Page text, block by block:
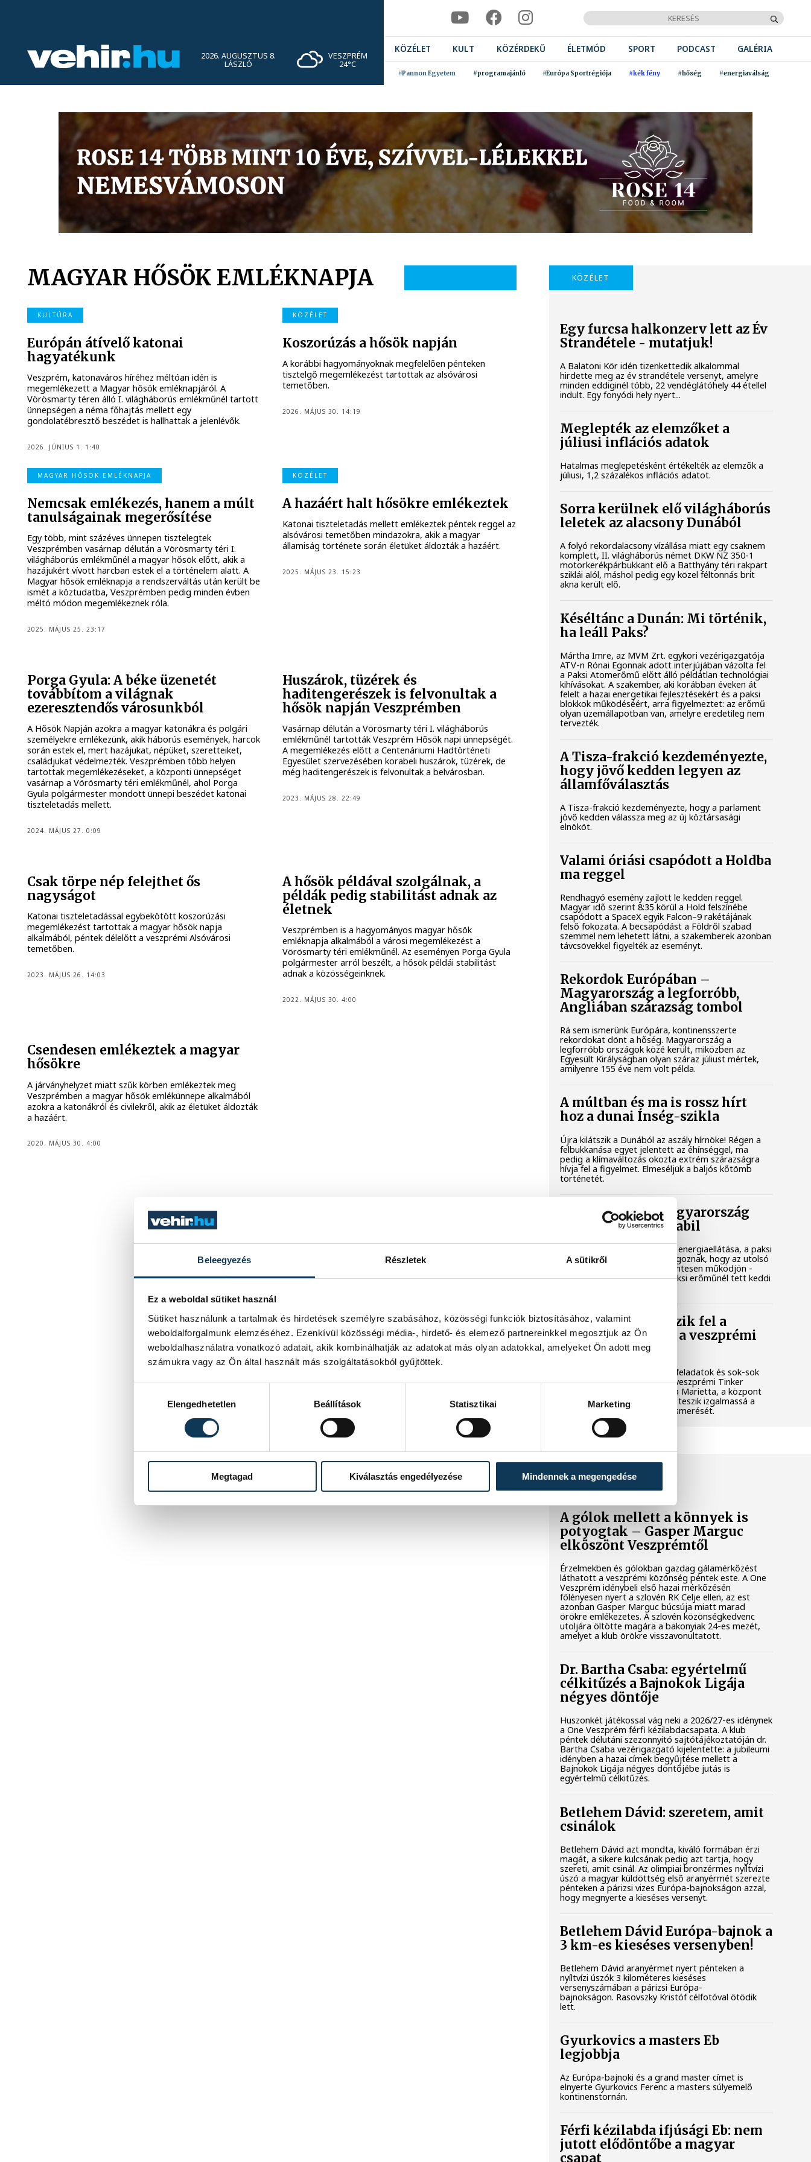
Beleegyezés Részletek A sütikről
Ez a weboldal sütiket használ
Sütiket használunk a tartalmak és hirdetések személyre szabásához, közösségi funkciók biztosításához, valamint
weboldalforgalmunk elemzéséhez. Ezenkívül közösségi média-, hirdető- és elemező partnereinkkel megosztjuk az Ön
weboldalhasználatra vonatkozó adatait, akik kombinálhatják az adatokat más olyan adatokkal, amelyeket Ön adott meg
számukra vagy az Ön által használt más szolgáltatásokból gyűjtöttek.
Elengedhetetlen
Beállítások Statisztikai Marketing
Megtagad Kiválasztás engedélyezése Mindennek a megengedése
2026. AUGUSZTUS 8.
LÁSZLÓ
VESZPRÉM
24°C
KÖZÉLET KULT KÖZÉRDEKŰ ÉLETMÓD SPORT PODCAST GALÉRIA
#Pannon Egyetem #programajánló #Európa Sportrégiója #kék fény #hőség #energiaválság
MAGYAR HŐSÖK EMLÉKNAPJA
KULTÚRA
Európán átívelő katonai
hagyatékunk
Veszprém, katonaváros híréhez méltóan idén is
megemlékezett a Magyar hősök emléknapjáról. A
Vörösmarty téren álló I. világháborús emlékműnél tartott
ünnepségen a néma főhajtás mellett egy
gondolatébresztő beszédet is hallhattak a jelenlévők.
2026. JÚNIUS 1. 1:40
KÖZÉLET
Koszorúzás a hősök napján
A korábbi hagyományoknak megfelelően pénteken
tisztelgő megemlékezést tartottak az alsóvárosi
temetőben.
2026. MÁJUS 30. 14:19
MAGYAR HŐSÖK EMLÉKNAPJA
Nemcsak emlékezés, hanem a múlt
tanulságainak megerősítése
Egy több, mint százéves ünnepen tisztelegtek
Veszprémben vasárnap délután a Vörösmarty téri I.
világháborús emlékműnél a magyar hősök előtt, akik a
hazájukért vívott harcban estek el a történelem alatt. A
Magyar hősök emléknapja a rendszerváltás után került be
ismét a köztudatba, Veszprémben pedig minden évben
méltó módon megemlékeznek róla.
2025. MÁJUS 25. 23:17
KÖZÉLET
A hazáért halt hősökre emlékeztek
Katonai tiszteletadás mellett emlékeztek péntek reggel az
alsóvárosi temetőben mindazokra, akik a magyar
államiság története során életüket áldozták a hazáért.
2025. MÁJUS 23. 15:23
Porga Gyula: A béke üzenetét
továbbítom a világnak
ezeresztendős városunkból
A Hősök Napján azokra a magyar katonákra és polgári
személyekre emlékezünk, akik háborús események, harcok
során estek el, mert hazájukat, népüket, szeretteiket,
családjukat védelmezték. Veszprémben több helyen
tartottak megemlékezéseket, a központi ünnepséget
vasárnap a Vörösmarty téri emlékműnél, ahol Porga
Gyula polgármester mondott ünnepi beszédet katonai
tiszteletadás mellett.
2024. MÁJUS 27. 0:09
Huszárok, tüzérek és
haditengerészek is felvonultak a
hősök napján Veszprémben
Vasárnap délután a Vörösmarty téri I. világháborús
emlékműnél tartották Veszprém Hősök napi ünnepségét.
A megemlékezés előtt a Centenáriumi Hadtörténeti
Egyesület szervezésében korabeli huszárok, tüzérek, de
még haditengerészek is felvonultak a belvárosban.
2023. MÁJUS 28. 22:49
Csak törpe nép felejthet ős
nagyságot
Katonai tiszteletadással egybekötött koszorúzási
megemlékezést tartottak a magyar hősök napja
alkalmából, péntek délelőtt a veszprémi Alsóvárosi
temetőben.
2023. MÁJUS 26. 14:03
A hősök példával szolgálnak, a
példák pedig stabilitást adnak az
életnek
Veszprémben is a hagyományos magyar hősök
emléknapja alkalmából a városi megemlékezést a
Vörösmarty téri emlékműnél. Az eseményen Porga Gyula
polgármester arról beszélt, a hősök példái stabilitást
adnak a közösségeinknek.
2022. MÁJUS 30. 4:00
Csendesen emlékeztek a magyar
hősökre
A járványhelyzet miatt szűk körben emlékeztek meg
Veszprémben a magyar hősök emlékünnepe alkalmából
azokra a katonákról és civilekről, akik az életüket áldozták
a hazáért.
2020. MÁJUS 30. 4:00
KÖZÉLET
Egy furcsa halkonzerv lett az Év
Strandétele - mutatjuk!
A Balatoni Kör idén tizenkettedik alkalommal
hirdette meg az év strandétele versenyt, amelyre
minden eddiginél több, 22 vendéglátóhely 44 étellel
indult. Egy fonyódi hely nyert...
Meglepték az elemzőket a
júliusi inflációs adatok
Hatalmas meglepetésként értékelték az elemzők a
júliusi, 1,2 százalékos inflációs adatot.
Sorra kerülnek elő világháborús
leletek az alacsony Dunából
A folyó rekordalacsony vízállása miatt egy csaknem
komplett, II. világháborús német DKW NZ 350-1
motorkerékpárbukkant elő a Batthyány téri rakpart
sziklái alól, máshol pedig egy közel féltonnás brit
akna került elő.
Késéltánc a Dunán: Mi történik,
ha leáll Paks?
Mártha Imre, az MVM Zrt. egykori vezérigazgatója
ATV-n Rónai Egonnak adott interjújában vázolta fel
a Paksi Atomerőmű előtt álló példátlan technológiai
kihívásokat. A szakember, aki korábban éveken át
felelt a hazai energetikai fejlesztésekért és a paksi
blokkok működéséért, arra figyelmeztet: az erőmű
olyan üzemállapotban van, amelyre eredetileg nem
tervezték.
A Tisza-frakció kezdeményezte,
hogy jövő kedden legyen az
államfőválasztás
A Tisza-frakció kezdeményezte, hogy a parlament
jövő kedden válassza meg az új köztársasági
elnököt.
Valami óriási csapódott a Holdba
ma reggel
Rendhagyó esemény zajlott le kedden reggel.
Magyar idő szerint 8:35 körül a Hold felszínébe
csapódott a SpaceX egyik Falcon–9 rakétájának
felső fokozata. A becsapódást a Földről szabad
szemmel nem lehetett látni, a szakemberek azonban
távcsövekkel figyelték az eseményt.
Rekordok Európában –
Magyarország a legforróbb,
Angliában szárazság tombol
Rá sem ismerünk Európára, kontinensszerte
rekordokat dönt a hőség. Magyarország a
legforróbb országok közé került, miközben az
Egyesült Királyságban olyan száraz júliust mértek,
amilyenre 155 éve nem volt példa.
A múltban és ma is rossz hírt
hoz a dunai Ínség-szikla
Újra kilátszik a Dunából az aszály hírnöke! Régen a
felbukkanása egyet jelentett az éhínséggel, ma
pedig a klímaváltozás okozta extrém szárazságra
hívja fel a figyelmet. Elmeséljük a baljós kőtömb
történetét.
Magyar Péter: Magyarország
energiaellátása stabil
Jelenleg stabil Magyarország energiaellátása, a paksi
erőmű munkatársai azon dolgoznak, hogy az utolsó
még termelő turbina hibamentesen működjön -
közölte a miniszterelnök a paksi erőműnél tett keddi
Játék közben fedezik fel a
tudomány világát a veszprémi
gyerekek
Látványos kísérletek, kreatív feladatok és sok-sok
élmény várja a gyerekeket a veszprémi Tinker
Labsben. Videónkban Balassa Marietta, a központ
vezetője mutatja be, hogyan teszik izgalmassá a
természettudományok megismerését.
A gólok mellett a könnyek is
potyogtak – Gasper Marguc
elköszönt Veszprémtől
Érzelmekben és gólokban gazdag gálamérkőzést
láthatott a veszprémi közönség péntek este. A One
Veszprém idénybeli első hazai mérkőzésén
fölényesen nyert a szlovén RK Celje ellen, az est
azonban Gasper Marguc búcsúja miatt marad
örökre emlékezetes. A szlovén közönségkedvenc
utoljára öltötte magára a bakonyiak 24-es mezét,
amelyet a klub örökre visszavonultatott.
Dr. Bartha Csaba: egyértelmű
célkitűzés a Bajnokok Ligája
négyes döntője
Huszonkét játékossal vág neki a 2026/27-es idénynek
a One Veszprém férfi kézilabdacsapata. A klub
péntek délutáni szezonnyitó sajtótájékoztatóján dr.
Bartha Csaba vezérigazgató kijelentette: a jubileumi
idényben a hazai címek begyűjtése mellett a
Bajnokok Ligája négyes döntőjébe jutás is
egyértelmű célkitűzés.
Betlehem Dávid: szeretem, amit
csinálok
Betlehem Dávid azt mondta, kiváló formában érzi
magát, a sikere kulcsának pedig azt tartja, hogy
szereti, amit csinál. Az olimpiai bronzérmes nyíltvízi
úszó a magyar küldöttség első aranyérmét szerezte
pénteken a párizsi vizes Európa-bajnokságon azzal,
hogy megnyerte a kieséses versenyt.
Betlehem Dávid Európa-bajnok a
3 km-es kieséses versenyben!
Betlehem Dávid aranyérmet nyert pénteken a
nyíltvízi úszók 3 kilométeres kieséses
versenyszámában a párizsi Európa-
bajnokságon. Rasovszky Kristóf célfotóval ötödik
lett.
Gyurkovics a masters Eb
legjobbja
Az Európa-bajnoki és a grand master címet is
elnyerte Gyurkovics Ferenc a masters súlyemelő
kontinenstornán.
Férfi kézilabda ifjúsági Eb: nem
jutott elődöntőbe a magyar
csapat